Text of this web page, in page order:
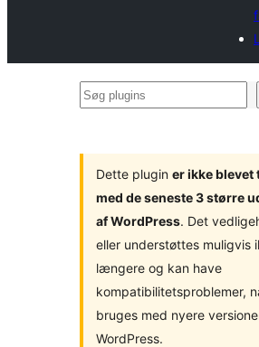
Søg
Dette plugin er ikke blevet
med de seneste 3 større
af WordPress. Det
eller understøttes muligvis
længere og kan have
kompatibilitetsproblemer,
bruges med nyere
WordPress.